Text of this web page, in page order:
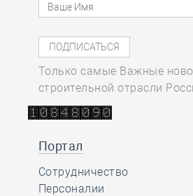
Только самые Важные
строительной отрасли
Портал
Сотрудничество
Персоналии